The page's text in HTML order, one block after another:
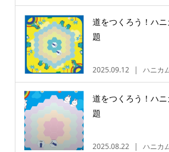
道をつくろう！ハ
題
2025.09.12 ハニカ
道をつくろう！ハ
題
2025.08.22 ハニカ